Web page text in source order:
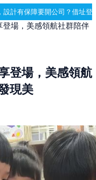
登記・公司設立・工商登記
場，美感領航社群陪伴
登場，美感領航
現美